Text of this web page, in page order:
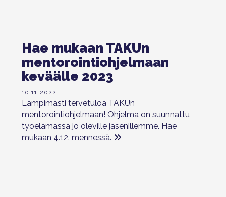
Hae mukaan TAKUn
mentorointiohjelmaan
keväälle 2023
10.11.2022
Lämpimästi tervetuloa TAKUn
mentorointiohjelmaan! Ohjelma on suunnattu
työelämässä jo oleville jäsenillemme. Hae
mukaan 4.12. mennessä.